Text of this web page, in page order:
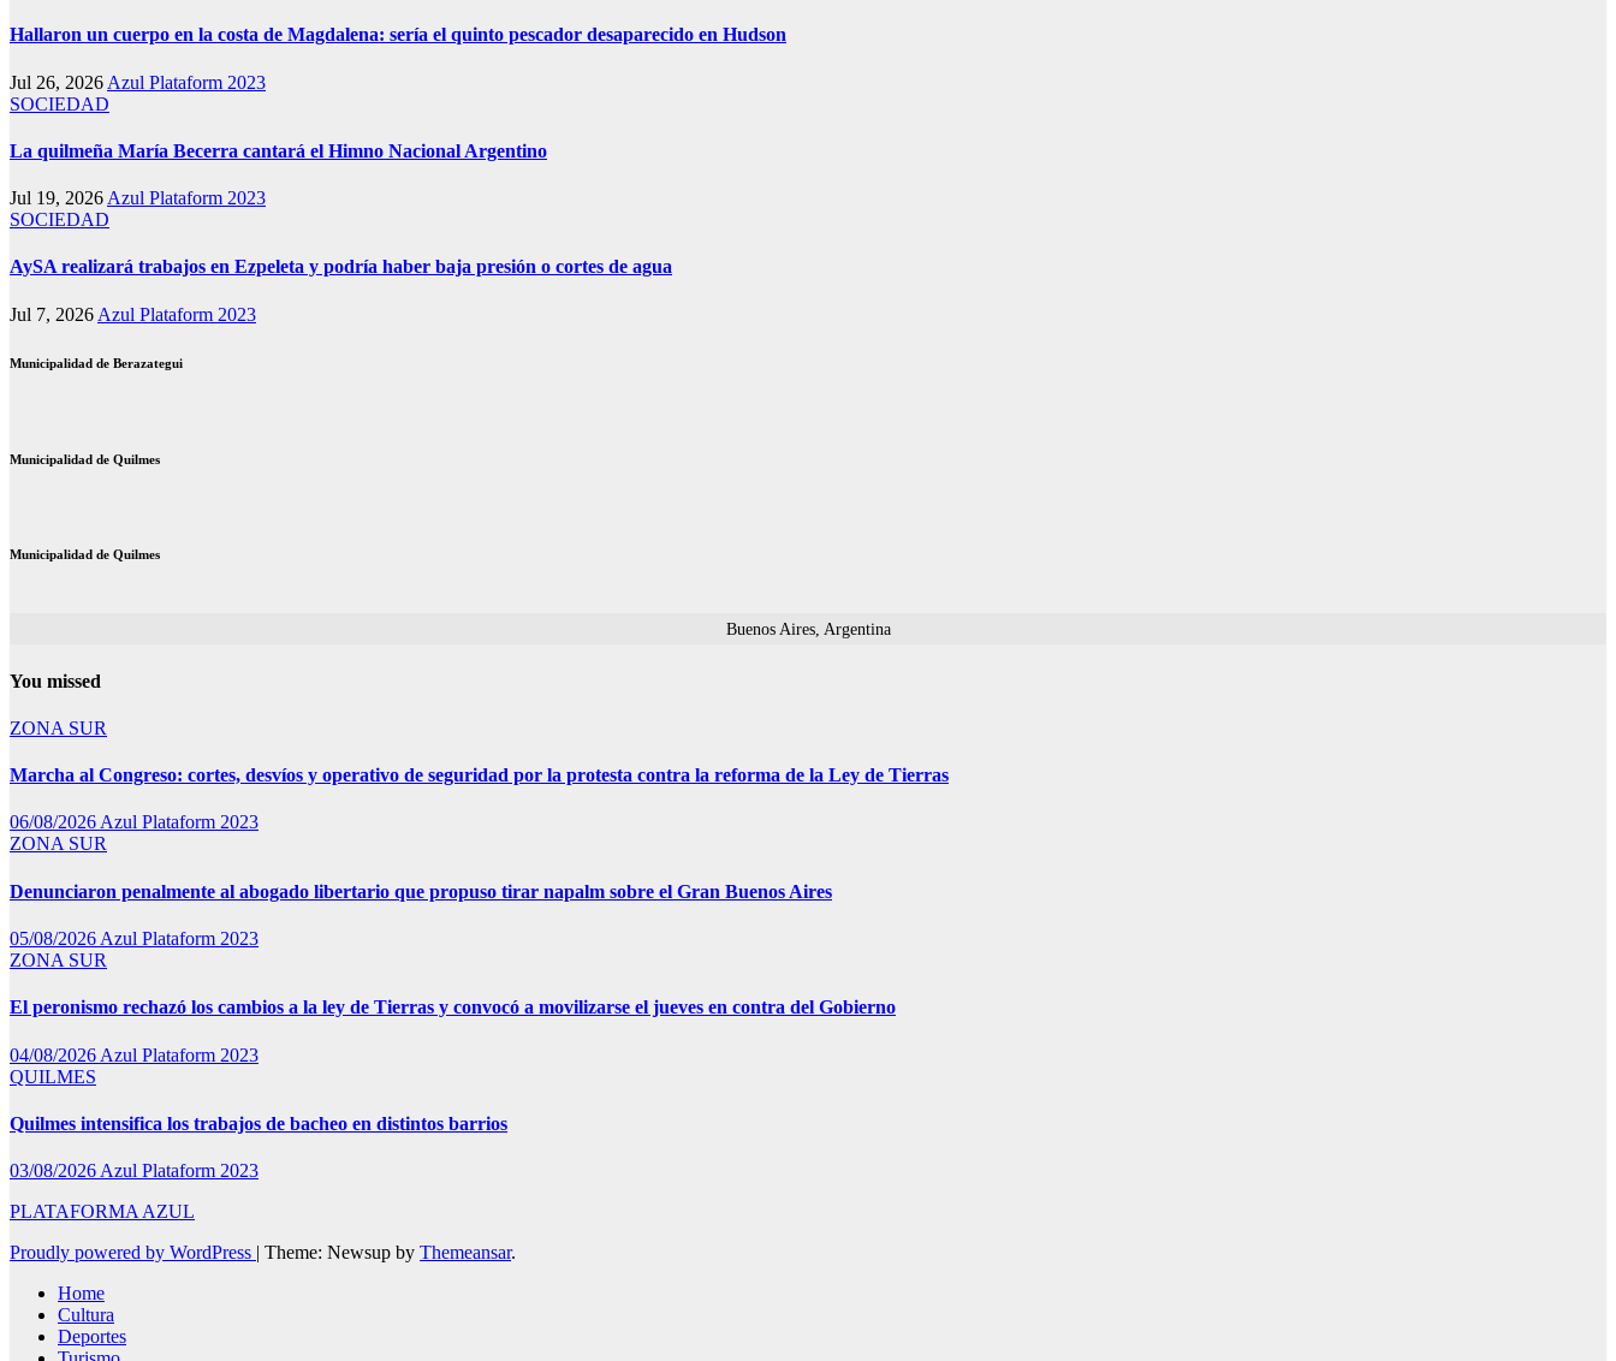
Hallaron un cuerpo en la costa de Magdalena: sería el quinto pescador desaparecido en Hudson
Jul 26, 2026 Azul Plataform 2023
SOCIEDAD
La quilmeña María Becerra cantará el Himno Nacional Argentino
Jul 19, 2026 Azul Plataform 2023
SOCIEDAD
AySA realizará trabajos en Ezpeleta y podría haber baja presión o cortes de agua
Jul 7, 2026 Azul Plataform 2023
Municipalidad de Berazategui
Municipalidad de Quilmes
Municipalidad de Quilmes
Buenos Aires, Argentina
You missed
ZONA SUR
Marcha al Congreso: cortes, desvíos y operativo de seguridad por la protesta contra la reforma de la Ley de Tierras
06/08/2026Azul Plataform 2023
ZONA SUR
Denunciaron penalmente al abogado libertario que propuso tirar napalm sobre el Gran Buenos Aires
05/08/2026 Azul Plataform 2023
ZONA SUR
El peronismo rechazó los cambios a la ley de Tierras y convocó a movilizarse el jueves en contra del Gobierno
04/08/2026 Azul Plataform 2023
QUILMES
Quilmes intensifica los trabajos de bacheo en distintos barrios
03/08/2026 Azul Plataform 2023
PLATAFORMA AZUL
Proudly powered by WordPress | Theme: Newsup by Themeansar.
Home
Cultura
Deportes